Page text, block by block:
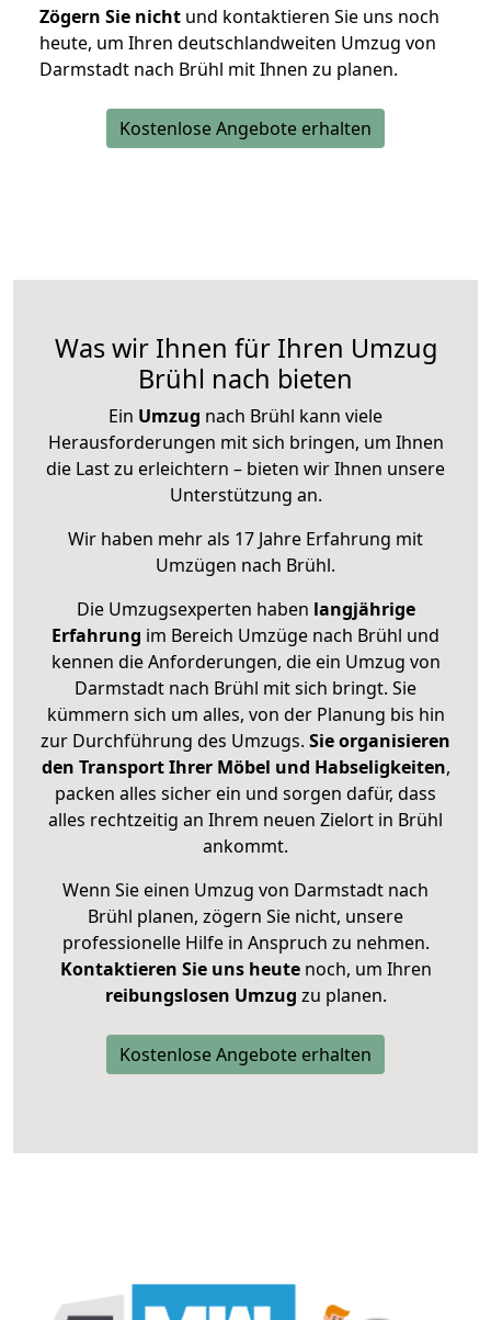
Zögern Sie nicht und kontaktieren Sie uns noch
heute, um Ihren deutschlandweiten Umzug von
Darmstadt nach Brühl mit Ihnen zu planen.
Kostenlose Angebote erhalten
Was wir Ihnen für Ihren Umzug
Brühl nach bieten
Ein Umzug nach Brühl kann viele
Herausforderungen mit sich bringen, um Ihnen
die Last zu erleichtern – bieten wir Ihnen unsere
Unterstützung an.
Wir haben mehr als 17 Jahre Erfahrung mit
Umzügen nach Brühl.
Die Umzugsexperten haben langjährige
Erfahrung im Bereich Umzüge nach Brühl und
kennen die Anforderungen, die ein Umzug von
Darmstadt nach Brühl mit sich bringt. Sie
kümmern sich um alles, von der Planung bis hin
zur Durchführung des Umzugs. Sie organisieren
den Transport Ihrer Möbel und Habseligkeiten,
packen alles sicher ein und sorgen dafür, dass
alles rechtzeitig an Ihrem neuen Zielort in Brühl
ankommt.
Wenn Sie einen Umzug von Darmstadt nach
Brühl planen, zögern Sie nicht, unsere
professionelle Hilfe in Anspruch zu nehmen.
Kontaktieren Sie uns heutenoch, um Ihren
reibungslosen Umzug zu planen.
Kostenlose Angebote erhalten